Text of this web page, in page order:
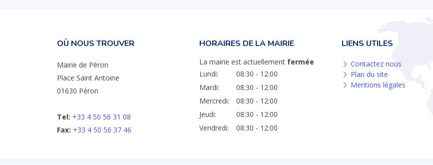
OÙ NOUS TROUVER
Mairie de Péron
Place Saint Antoine
01630 Péron
Tel: +33 4 50 56 31 08
Fax: +33 4 50 56 37 46
HORAIRES DE LA MAIRIE
La mairie est actuellement fermée
Lundi:
08:30 - 12:00
Mardi:
08:30 - 12:00
Mercredi:
08:30 - 12:00
Jeudi:
08:30 - 12:00
Vendredi:
08:30 - 12:00
LIENS UTILES
Contactez nous
Plan du site
Mentions légales